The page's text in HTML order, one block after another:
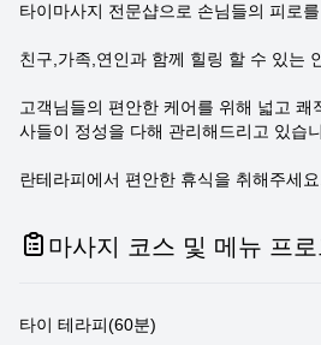
타이마사지 전문샵으로 손님들의 피로
친구,가족,연인과 함께 힐링 할 수 있는
고객님들의 편안한 케어를 위해 넓고 쾌
사들이 정성을 다해 관리해드리고 있습
란테라피에서 편안한 휴식을 취해주세요.
마사지 코스 및 메뉴 프로
타이 테라피(60분)